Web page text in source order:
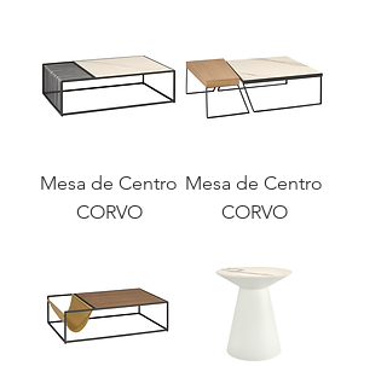
Mesa de Centro
CORVO
Mesa de Centro
CORVO